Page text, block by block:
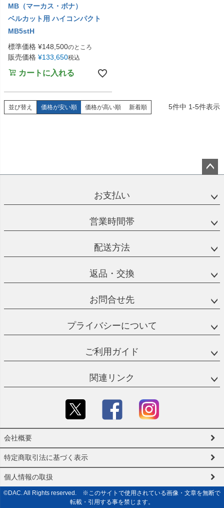
MB（マーカス・ボナ）
ベルカット用 ハイコンパクト
MB5stH
標準価格 ¥148,500のところ
販売価格 ¥133,650税込
カートに入れる
並び替え 価格が安い順 価格が高い順 新着順 5件中 1-5件表示
ップ
お支払い
営業時間帯
配送方法
返品・交換
お問合せ先
プライバシーについて
ご利用ガイド
関連リンク
会社概要
特定商取引法に基づく表示
個人情報の取扱
©DAC. All Rights reserved. ※このサイトで使用されている画像・文章を無断で
転載・引用する事を禁じます。